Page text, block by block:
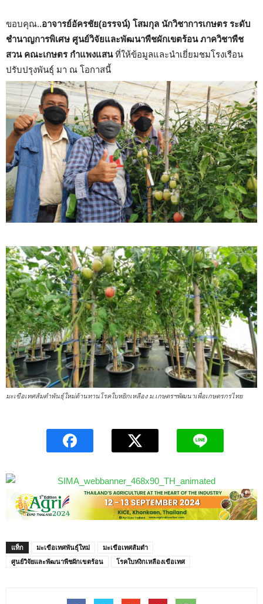
ขอบคุณ..อาจารย์อัครชัย(อรรจน์) โสมกุล นักวิชาการเกษตร ระดับ
ชำนาญการพิเศษ ศูนย์วิจัยและพัฒนาพืชผักเขตร้อน ภาควิชาพืช
สวน คณะเกษตร กำแพงแสนที่ให้ข้อมูลและนำเยี่ยมชมโรงเรือน
ปรับปรุงพันธุ์ มา ณ โอกาสนี้
มะเขือเทศส้มตำพันธุ์ใหม่ต้านทานโรคใบหยิกเหลือง ม.เกษตรฯพัฒนาเพื่อเกษตรกรไทย
แท็ก มะเขือเทศพันธุ์ใหม่
มะเขือเทศส้มตำ
ศูนย์วิจัยและพัฒนาพืชผักเขตร้อน
โรคใบหงิกเหลืองเขือเทศ